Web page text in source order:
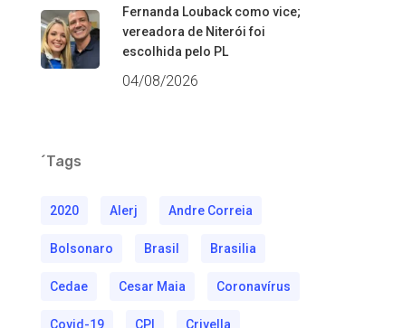
Fernanda Louback como vice;
vereadora de Niterói foi
escolhida pelo PL
04/08/2026
´Tags
2020 Alerj Andre Correia
Bolsonaro Brasil Brasilia
Cedae Cesar Maia Coronavírus
Covid-19 CPI Crivella